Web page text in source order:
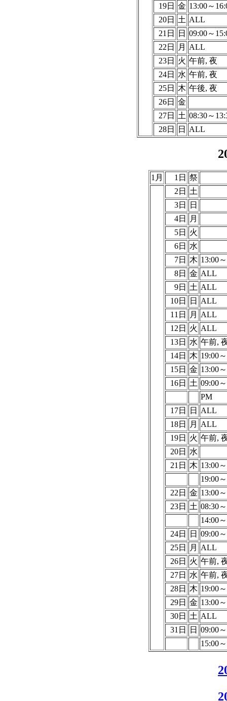
19日 金 13:00～
20日
土 ALL
21日
日 09:00～
22日
月
ALL
23日
火 午前, 夜
24日
水 午前, 夜
25日
木 午後, 夜
26日 金
27日
土 08:30～
28日
日 ALL
1月 1日 祭
2日
土
3日
日
4日
月
5日
火
6日
水
7日
木 13:00
8日 金 ALL
9日
土 ALL
10日
日
ALL
11日
月
ALL
12日
火 ALL
13日
水 午前,
14日
木 19:00
15日 金 13:00
16日
土 09:00
PM
17日
日
ALL
18日
月
ALL
19日
火 午前,
20日
水
21日
木 13:00
19:00
22日 金 13:00
23日
土 08:30
14:00
24日
日 09:00
25日
月
ALL
26日
火 午前,
27日
水 午前,
28日
木 19:00
29日 金 13:00
30日
土 ALL
31日
日 09:00
15:00